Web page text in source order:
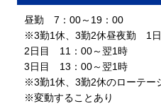
昼勤 7：00～19：00
※3勤1休、3勤2休昼夜勤 1
2日目 11：00～翌1時
3日目 13：00～翌1時
※3勤1休、3勤2休のローテー
※変動することあり